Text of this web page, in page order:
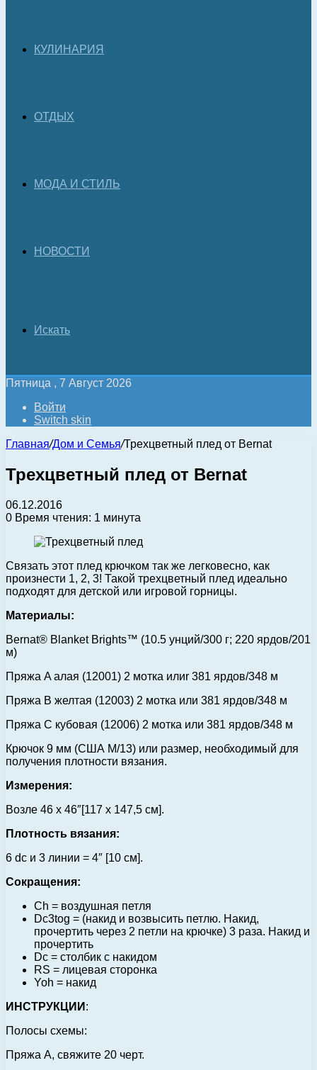
КУЛИНАРИЯ
ОТДЫХ
МОДА И СТИЛЬ
НОВОСТИ
Искать
Пятница , 7 Август 2026
Войти
Switch skin
Главная/Дом и Семья/Трехцветный плед от Bernat
Трехцветный плед от Bernat
06.12.2016
0 Время чтения: 1 минута
Связать этот плед крючком так же легковесно, как
произнести 1, 2, 3! Такой трехцветный плед идеально
подходят для детской или игровой горницы.
Материалы:
Bernat® Blanket Brights™ (10.5 унций/300 г; 220 ярдов/201
м)
Пряжа A алая (12001) 2 мотка илиr 381 ярдов/348 м
Пряжа B желтая (12003) 2 мотка или 381 ярдов/348 м
Пряжа C кубовая (12006) 2 мотка или 381 ярдов/348 м
Крючок 9 мм (США M/13) или размер, необходимый для
получения плотности вязания.
Измерения:
Возле 46 x 46″[117 x 147,5 см].
Плотность вязания:
6 dc и 3 линии = 4″ [10 см].
Сокращения:
Ch = воздушная петля
Dс3tog = (накид и возвысить петлю. Накид,
прочертить через 2 петли на крючке) 3 раза. Накид и
прочертить
Dc = столбик с накидом
RS = лицевая сторонка
Yoh = накид
ИНСТРУКЦИИ :
Полосы схемы:
Пряжа A, свяжите 20 черт.